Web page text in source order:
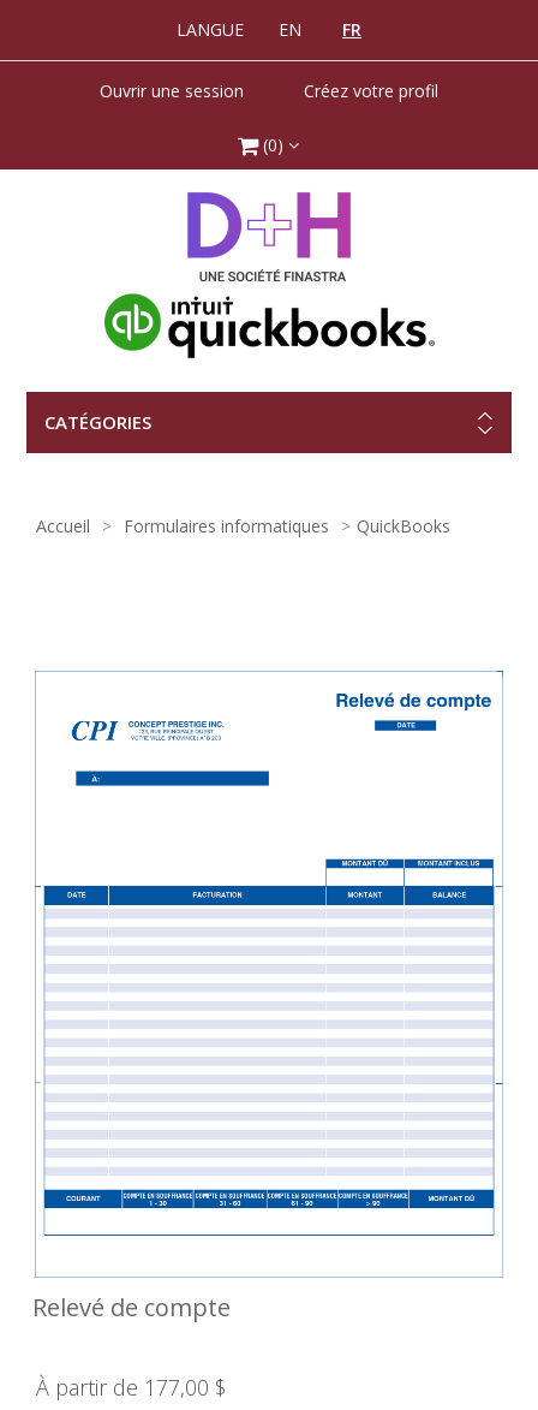
LANGUE EN FR
Ouvrir une session Créez votre profil
(0)
CATÉGORIES
Accueil Formulaires informatiques​ QuickBooks
Relevé de compte
À partir de 177,00 $